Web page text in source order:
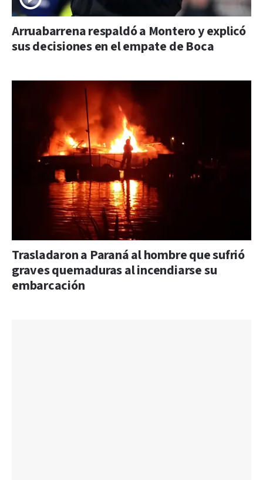
Arruabarrena respaldó a Montero y explicó
sus decisiones en el empate de Boca
Trasladaron a Paraná al hombre que sufrió
graves quemaduras al incendiarse su
embarcación